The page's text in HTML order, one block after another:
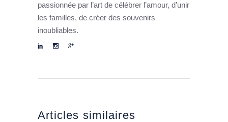
passionnée par l’art de célébrer l’amour, d’unir
les familles, de créer des souvenirs
inoubliables.
Articles similaires